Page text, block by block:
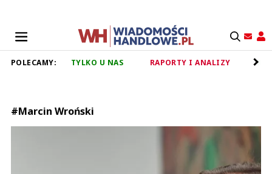
POLECAMY: TYLKO U NAS RAPORTY I ANALIZY
#Marcin Wroński